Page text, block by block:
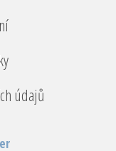
údajů